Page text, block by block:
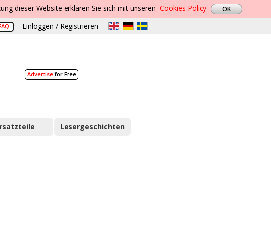
dieser Website erklären Sie sich mit unseren Cookies Policy
Einloggen / Registrieren
Advertisefor Free
Lesergeschichten